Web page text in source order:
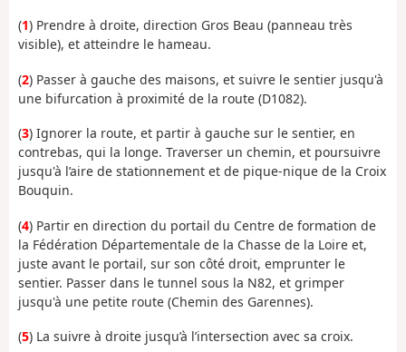
(1) Prendre à droite, direction Gros Beau (panneau très
visible), et atteindre le hameau.
(2) Passer à gauche des maisons, et suivre le sentier jusqu'à
une bifurcation à proximité de la route (D1082).
(3) Ignorer la route, et partir à gauche sur le sentier, en
contrebas, qui la longe. Traverser un chemin, et poursuivre
jusqu'à l’aire de stationnement et de pique-nique de la Croix
Bouquin.
(4) Partir en direction du portail du Centre de formation de
la Fédération Départementale de la Chasse de la Loire et,
juste avant le portail, sur son côté droit, emprunter le
sentier. Passer dans le tunnel sous la N82, et grimper
jusqu'à une petite route (Chemin des Garennes).
(5) La suivre à droite jusqu’à l’intersection avec sa croix.